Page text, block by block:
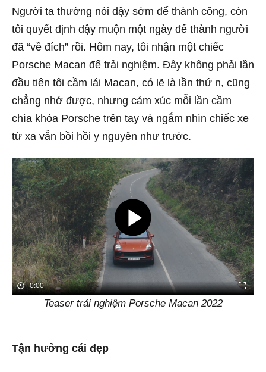
Người ta thường nói dậy sớm để thành công, còn
tôi quyết định dậy muộn một ngày để thành người
đã “về đích” rồi. Hôm nay, tôi nhận một chiếc
Porsche Macan để trải nghiệm. Đây không phải lần
đầu tiên tôi cầm lái Macan, có lẽ là lần thứ n, cũng
chẳng nhớ được, nhưng cảm xúc mỗi lần cầm
chìa khóa Porsche trên tay và ngắm nhìn chiếc xe
từ xa vẫn bồi hồi y nguyên như trước.
0:00
Teaser trải nghiệm Porsche Macan 2022
Tận hưởng cái đẹp